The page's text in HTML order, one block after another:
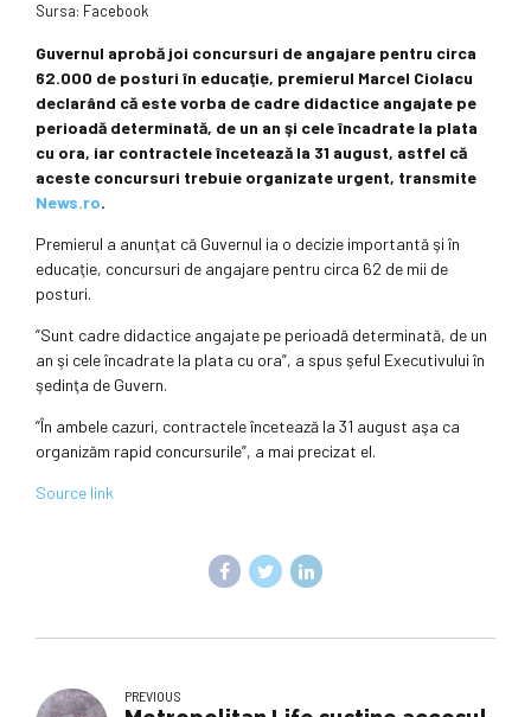
Sursa: Facebook
Guvernul aprobă joi concursuri de angajare pentru circa
62.000 de posturi în educaţie, premierul Marcel Ciolacu
declarând că este vorba de cadre didactice angajate pe
perioadă determinată, de un an şi cele încadrate la plata
cu ora, iar contractele încetează la 31 august, astfel că
aceste concursuri trebuie organizate urgent, transmite
News.ro.
Premierul a anunţat că Guvernul ia o decizie importantă şi în
educaţie, concursuri de angajare pentru circa 62 de mii de
posturi.
”Sunt cadre didactice angajate pe perioadă determinată, de un
an şi cele încadrate la plata cu ora”, a spus şeful Executivului în
şedinţa de Guvern.
”În ambele cazuri, contractele încetează la 31 august aşa ca
organizăm rapid concursurile”, a mai precizat el.
Source link
PREVIOUS